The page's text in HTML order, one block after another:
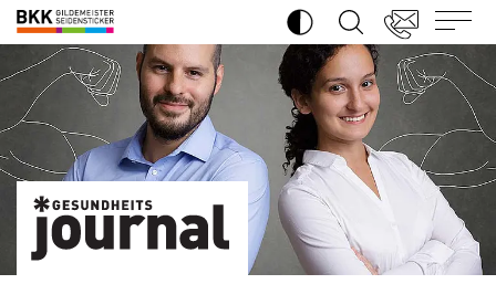
BKK
Gildemeister
Seidensticker
SUCHE ÖFFNEN